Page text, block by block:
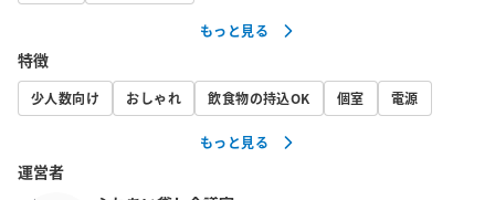
け渡しなどなく、すぐご利用できます！
・最大8まで着席可能です。完全個室のため、会議、セミナー、レ
ッスン、ワークショップなど、様々な用途でご利用いただけま
・相鉄本線平沼橋駅西口から徒歩5分！相鉄本線平沼橋駅からも徒
歩5分！近くにコンビニあり！好立地です！
もっと見る
特徴
少人数向け おしゃれ 飲食物の持込OK 個室 電源
もっと見る
運営者